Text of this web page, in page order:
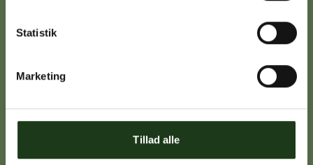
Statistik
Marketing
Tillad alle